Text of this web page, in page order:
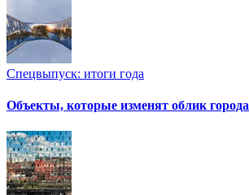
Спецвыпуск: итоги года
Объекты, которые изменят облик города